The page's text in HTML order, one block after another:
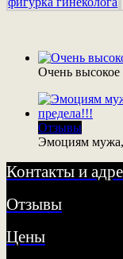
Очень высокое
Отзывы
Эмоциям мужа,
Контакты и
Отзывы
Цены